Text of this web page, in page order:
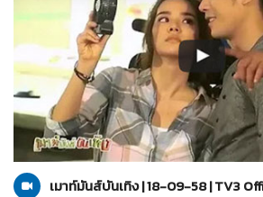
29-02-2559
คงกระพันนารี
เมาท์มันส์บันเทิง | 18-09-58 | TV3